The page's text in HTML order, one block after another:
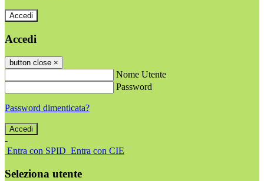
Accedi
Accedi
button close ×
Nome Utente
Password
Password dimenticata?
-
Entra con SPID Entra con CIE
Seleziona utente